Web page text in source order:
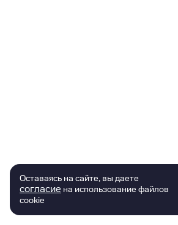
Оставаясь на сайте, вы даете
согласие на использование файлов
cookie